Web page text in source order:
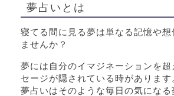
夢占いとは
寝てる間に見る夢は単なる記憶や想
ませんか？
夢には自分のイマジネーションを超
セージが隠されている時があります
夢占いはそのような毎日の気にな